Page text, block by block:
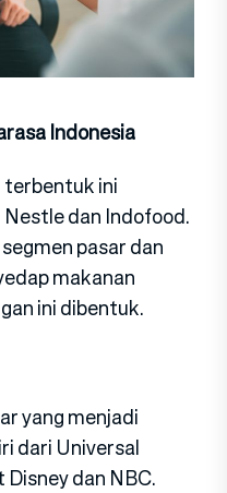
Indonesia
terbentuk ini
dan Indofood.
pasar dan
makanan
ini dibentuk.
yang menjadi
dari Universal
Disney dan NBC.